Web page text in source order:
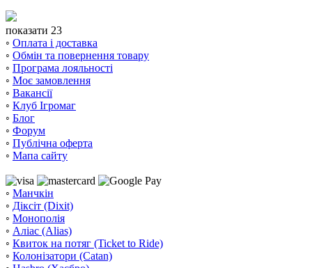
показати 23
◦ Оплата і доставка
◦ Обмін та повернення товару
◦ Програма лояльності
◦ Моє замовлення
◦ Вакансії
◦ Клуб Ігромаг
◦ Блог
◦ Форум
◦ Публічна оферта
◦ Мапа сайту
◦ Манчкін
◦ Діксіт (Dixit)
◦ Монополія
◦ Аліас (Alias)
◦ Квиток на потяг (Ticket to Ride)
◦ Колонізатори (Catan)